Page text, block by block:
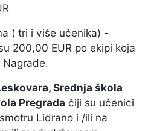
( tri i više učenika) -
200,00 EUR po ekipi koja
Srednja škola
Pregrada čiji su učenici
Lidrano i /ili na